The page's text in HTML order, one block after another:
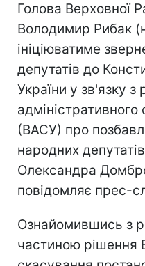
Голова Верховної
Володимир Рибак
ініціюватиме
депутатів до
України у зв'язку
адміністративного
(ВАСУ) про
народних
Олександра
повідомляє прес-
Ознайомившись з
частиною рішення